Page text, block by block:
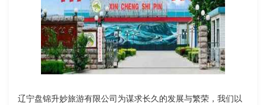
辽宁盘锦升妙旅游有限公司为谋求长久的发展与繁荣，我们以